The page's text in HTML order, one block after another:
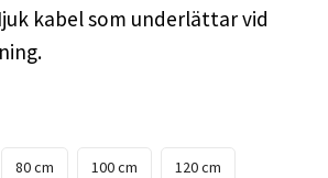
kabel som underlättar vid
80 cm 100 cm 120 cm